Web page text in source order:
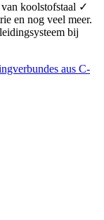
koolstofstaal ✓
en nog veel meer.
bij